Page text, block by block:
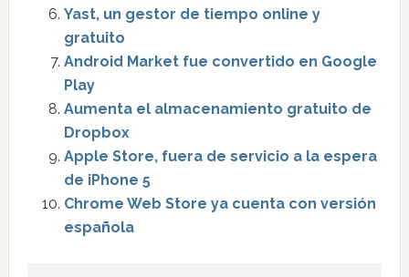
Yast, un gestor de tiempo online y
gratuito
Android Market fue convertido en Google
Play
Aumenta el almacenamiento gratuito de
Dropbox
Apple Store, fuera de servicio a la espera
de iPhone 5
Chrome Web Store ya cuenta con versión
española